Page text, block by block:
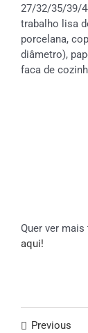
27/32/35/39/
trabalho lisa
porcelana,
diâmetro),
faca de
Quer ver
aqui!
Previous